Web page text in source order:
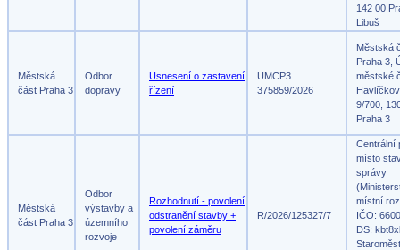
142 00
Libuš
Městská
část Praha 3
Odbor
dopravy
Usnesení o zastavení
řízení
UMCP3
375859/2026
Městská
Praha 3,
městské
9/700,
Praha 3
Městská
část Praha 3
Odbor
výstavby a
územního
rozvoje
Rozhodnutí - povolení
odstranění stavby +
povolení záměru
R/2026/125327/7
Centrální
místo
správy
místní
IČO:
DS: